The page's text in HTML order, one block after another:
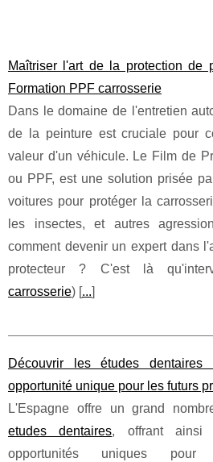
Maîtriser l'art de la protection de
Formation PPF carrosserie
Dans le domaine de l'entretien
de la peinture est cruciale pour
valeur d'un véhicule. Le Film de
ou PPF, est une solution prisée
voitures pour protéger la
les insectes, et autres
comment devenir un expert dans
protecteur ? C'est là
carrosserie) [...]
Découvrir les études
opportunité unique pour les futurs
L'Espagne offre un grand
etudes dentaires, offrant ainsi
opportunités uniques pour